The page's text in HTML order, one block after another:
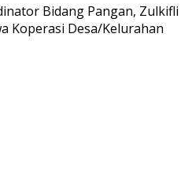
Bidang Pangan, Zulkifli
Koperasi Desa/Kelurahan